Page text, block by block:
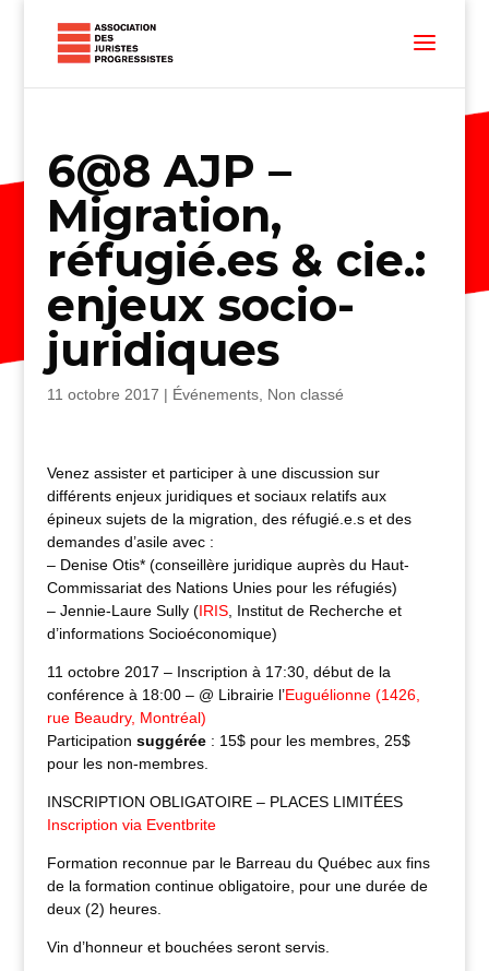
6@8 AJP –
Migration,
réfugié.es & cie.:
enjeux socio-
juridiques
11 octobre 2017 | Événements, Non classé
Venez assister et participer à une discussion sur
différents enjeux juridiques et sociaux relatifs aux
épineux sujets de la migration, des réfugié.e.s et des
demandes d’asile avec :
– Denise Otis* (conseillère juridique auprès du Haut-
Commissariat des Nations Unies pour les réfugiés)
– Jennie-Laure Sully (IRIS, Institut de Recherche et
d’informations Socioéconomique)
11 octobre 2017 – Inscription à 17:30, début de la
conférence à 18:00 – @ Librairie l’Euguélionne (1426,
rue Beaudry, Montréal)
Participation suggérée: 15$ pour les membres, 25$
pour les non-membres.
INSCRIPTION OBLIGATOIRE – PLACES LIMITÉES
Inscription via Eventbrite
Formation reconnue par le Barreau du Québec aux fins
de la formation continue obligatoire, pour une durée de
deux (2) heures.
Vin d’honneur et bouchées seront servis.